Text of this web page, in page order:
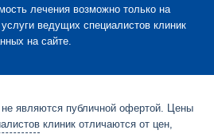
лечения возможно только на
ведущих специалистов клиник
на сайте.
являются публичной офертой. Цены
клиник отличаются от цен,